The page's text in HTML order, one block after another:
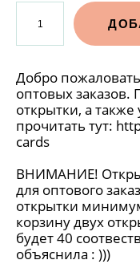
Добро
оптовых
открытки, а
прочитать тут:
cards
ВНИМАНИЕ!
для оптового
открытки
корзину двух
будет 40
объяснила : )))